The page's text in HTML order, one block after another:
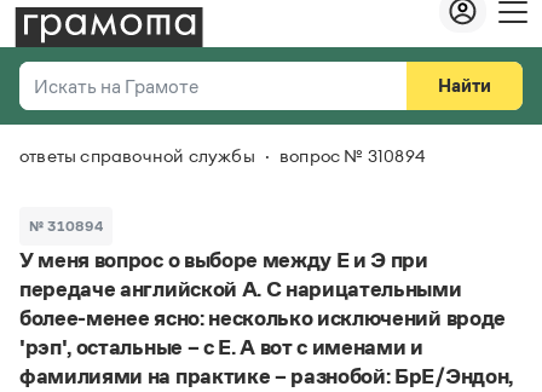
Искать на Грамоте
Справочная служба
Все вопросы
Словари
Найти
Везде
Поиск по всем разделам
Словари
Русский орфографический словарь
Ответы справочной службы
Можно использовать знаки подстановки
? — для любого символа, включая пробелы и дефисы (
мпания,тер?а?а,общественно?полезный)
*
— для любого количества символов, кроме пробела
(видео-*,ране*ый)
ответы справочной службы вопрос № 310894
№ 310894
У меня вопрос о выборе между Е и Э при
передаче английской A. С нарицательными
более-менее ясно: несколько исключений вроде
'рэп', остальные – с Е. А вот с именами и
фамилиями на практике – разнобой: БрЕ/Эндон,